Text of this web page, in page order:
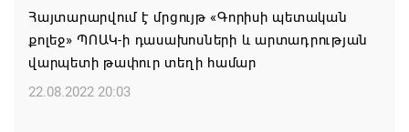
հակասահմանադրական են. ՀՅԴ Բյուրո
07.08.2026 11:52
ՀԲԸՄ-ն կոչ է անում կասեցնել Կաթողիկոսի եւ վեց
Հայտարարվում է մրցույթ «Գորիսի պետական
քոլեջ» ՊՈԱԿ-ի դասախոսների և արտադրության
վարպետի թափուր տեղի համար
22.08.2022 20:03